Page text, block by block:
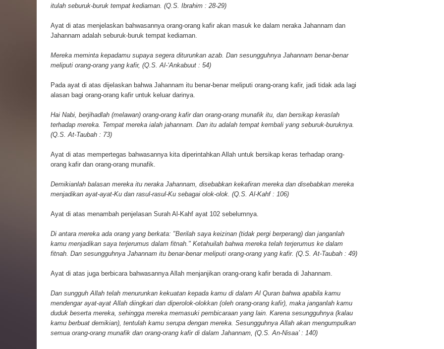
itulah seburuk-buruk tempat kediaman. (Q.S. Ibrahim : 28-29)
Ayat di atas menjelaskan bahwasannya orang-orang kafir akan masuk ke dalam neraka Jahannam dan
Jahannam adalah seburuk-buruk tempat kediaman.
Mereka meminta kepadamu supaya segera diturunkan azab. Dan sesungguhnya Jahannam benar-benar
meliputi orang-orang yang kafir, (Q.S. Al-‘Ankabuut : 54)
Pada ayat di atas dijelaskan bahwa Jahannam itu benar-benar meliputi orang-orang kafir, jadi tidak ada lagi
alasan bagi orang-orang kafir untuk keluar darinya.
Hai Nabi, berjihadlah (melawan) orang-orang kafir dan orang-orang munafik itu, dan bersikap keraslah
terhadap mereka. Tempat mereka ialah jahannam. Dan itu adalah tempat kembali yang seburuk-buruknya.
(Q.S. At-Taubah : 73)
Ayat di atas mempertegas bahwasannya kita diperintahkan Allah untuk bersikap keras terhadap orang-
orang kafir dan orang-orang munafik.
Demikianlah balasan mereka itu neraka Jahannam, disebabkan kekafiran mereka dan disebabkan mereka
menjadikan ayat-ayat-Ku dan rasul-rasul-Ku sebagai olok-olok. (Q.S. Al-Kahf : 106)
Ayat di atas menambah penjelasan Surah Al-Kahf ayat 102 sebelumnya.
Di antara mereka ada orang yang berkata: "Berilah saya keizinan (tidak pergi berperang) dan janganlah
kamu menjadikan saya terjerumus dalam fitnah." Ketahuilah bahwa mereka telah terjerumus ke dalam
fitnah. Dan sesungguhnya Jahannam itu benar-benar meliputi orang-orang yang kafir. (Q.S. At-Taubah : 49)
Ayat di atas juga berbicara bahwasannya Allah menjanjikan orang-orang kafir berada di Jahannam.
Dan sungguh Allah telah menurunkan kekuatan kepada kamu di dalam Al Quran bahwa apabila kamu
mendengar ayat-ayat Allah diingkari dan diperolok-olokkan (oleh orang-orang kafir), maka janganlah kamu
duduk beserta mereka, sehingga mereka memasuki pembicaraan yang lain. Karena sesungguhnya (kalau
kamu berbuat demikian), tentulah kamu serupa dengan mereka. Sesungguhnya Allah akan mengumpulkan
semua orang-orang munafik dan orang-orang kafir di dalam Jahannam, (Q.S. An-Nisaa’ : 140)